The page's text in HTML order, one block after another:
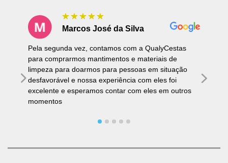
Marcos José da Silva
Pela segunda vez, contamos com a QualyCestas
para comprarmos mantimentos e materiais de
limpeza para doarmos para pessoas em situação
desfavorável e nossa experiência com eles foi
excelente e esperamos contar com eles em outros
momentos